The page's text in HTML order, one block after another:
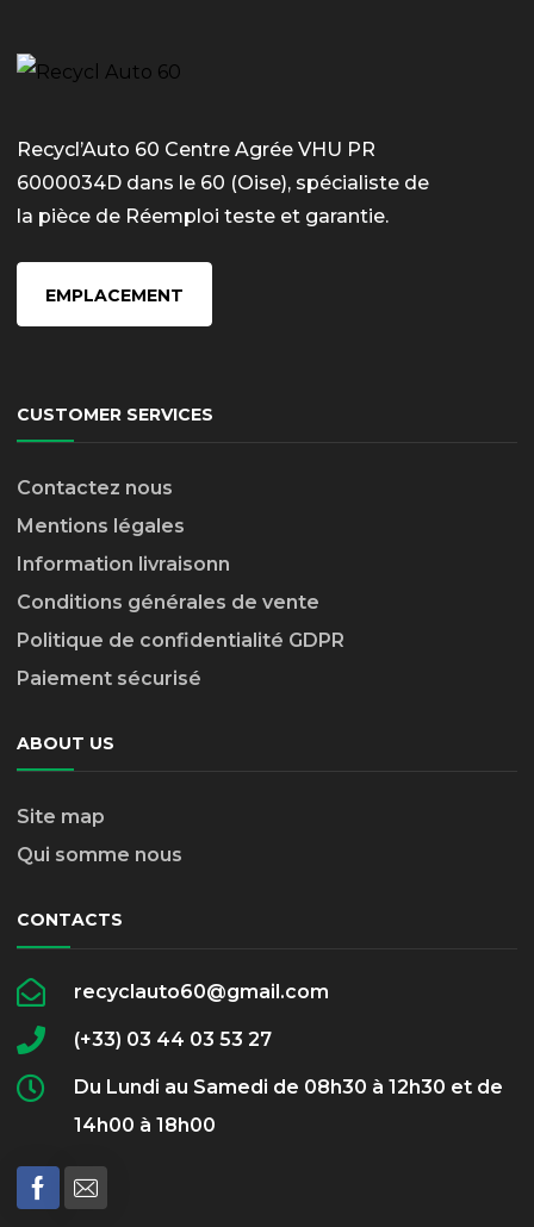
Recycl’Auto 60 Centre Agrée VHU PR
6000034D dans le 60 (Oise), spécialiste de
la pièce de Réemploi teste et garantie.
EMPLACEMENT
CUSTOMER SERVICES
Contactez nous
Mentions légales
Information livraisonn
Conditions générales de vente
Politique de confidentialité GDPR
Paiement sécurisé
ABOUT US
Site map
Qui somme nous
CONTACTS
recyclauto60@gmail.com
(+33) 03 44 03 53 27
Du Lundi au Samedi de 08h30 à 12h30 et de
14h00 à 18h00